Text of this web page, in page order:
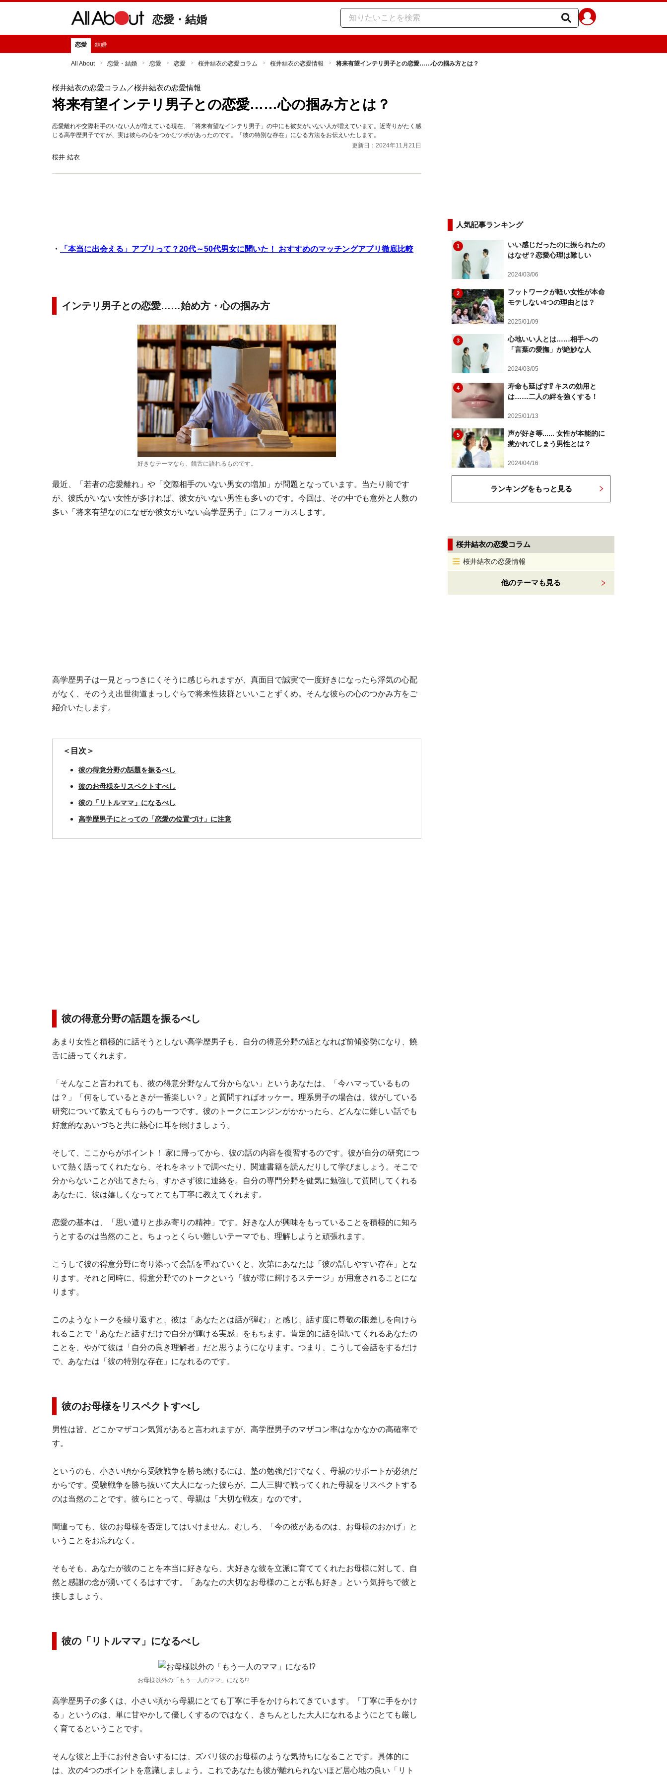
恋愛・結婚
恋愛 結婚
All About 恋愛・結婚 恋愛 恋愛 桜井結衣の恋愛コラム 桜井結衣の恋愛情報 将来有望インテリ男子との恋愛……心の掴み方とは？
桜井結衣の恋愛コラム ／桜井結衣の恋愛情報
将来有望インテリ男子との恋愛……心の掴み方とは？
恋愛離れや交際相手のいない人が増えている現在、「将来有望なインテリ男子」の中にも彼女がいない人が増えています。近寄りがたく感
じる高学歴男子ですが、実は彼らの心をつかむツボがあったのです。「彼の特別な存在」になる方法をお伝えいたします。
更新日：2024年11月21日
桜井 結衣
・ 「本当に出会える」アプリって？20代～50代男女に聞いた！ おすすめのマッチングアプリ徹底比較
インテリ男子との恋愛……始め方・心の掴み方
好きなテーマなら、饒舌に語れるものです。
最近、「若者の恋愛離れ」や「交際相手のいない男女の増加」が問題となっています。当たり前です
が、彼氏がいない女性が多ければ、彼女がいない男性も多いのです。今回は、その中でも意外と人数の
多い「将来有望なのになぜか彼女がいない高学歴男子」にフォーカスします。
高学歴男子は一見とっつきにくそうに感じられますが、真面目で誠実で一度好きになったら浮気の心配
がなく、そのうえ出世街道まっしぐらで将来性抜群といいことずくめ。そんな彼らの心のつかみ方をご
紹介いたします。
＜目次＞
彼の得意分野の話題を振るべし
彼のお母様をリスペクトすべし
彼の「リトルママ」になるべし
高学歴男子にとっての「恋愛の位置づけ」に注意
彼の得意分野の話題を振るべし
あまり女性と積極的に話そうとしない高学歴男子も、自分の得意分野の話となれば前傾姿勢になり、饒
舌に語ってくれます。
「そんなこと言われても、彼の得意分野なんて分からない」というあなたは、「今ハマっているもの
は？」「何をしているときが一番楽しい？」と質問すればオッケー。理系男子の場合は、彼がしている
研究について教えてもらうのも一つです。彼のトークにエンジンがかかったら、どんなに難しい話でも
好意的なあいづちと共に熱心に耳を傾けましょう。
そして、ここからがポイント！ 家に帰ってから、彼の話の内容を復習するのです。彼が自分の研究につ
いて熱く語ってくれたなら、それをネットで調べたり、関連書籍を読んだりして学びましょう。そこで
分からないことが出てきたら、すかさず彼に連絡を。自分の専門分野を健気に勉強して質問してくれる
あなたに、彼は嬉しくなってとても丁寧に教えてくれます。
恋愛の基本は、「思い遣りと歩み寄りの精神」です。好きな人が興味をもっていることを積極的に知ろ
うとするのは当然のこと。ちょっとくらい難しいテーマでも、理解しようと頑張れます。
こうして彼の得意分野に寄り添って会話を重ねていくと、次第にあなたは「彼の話しやすい存在」とな
ります。それと同時に、得意分野でのトークという「彼が常に輝けるステージ」が用意されることにな
ります。
このようなトークを繰り返すと、彼は「あなたとは話が弾む」と感じ、話す度に尊敬の眼差しを向けら
れることで「あなたと話すだけで自分が輝ける実感」をもちます。肯定的に話を聞いてくれるあなたの
ことを、やがて彼は「自分の良き理解者」だと思うようになります。つまり、こうして会話をするだけ
で、あなたは「彼の特別な存在」になれるのです。
彼のお母様をリスペクトすべし
男性は皆、どこかマザコン気質があると言われますが、高学歴男子のマザコン率はなかなかの高確率で
す。
というのも、小さい頃から受験戦争を勝ち続けるには、塾の勉強だけでなく、母親のサポートが必須だ
からです。受験戦争を勝ち抜いて大人になった彼らが、二人三脚で戦ってくれた母親をリスペクトする
のは当然のことです。彼らにとって、母親は「大切な戦友」なのです。
間違っても、彼のお母様を否定してはいけません。むしろ、「今の彼があるのは、お母様のおかげ」と
いうことをお忘れなく。
そもそも、あなたが彼のことを本当に好きなら、大好きな彼を立派に育ててくれたお母様に対して、自
然と感謝の念が湧いてくるはすです。「あなたの大切なお母様のことが私も好き」という気持ちで彼と
接しましょう。
彼の「リトルママ」になるべし
お母様以外の「もう一人のママ」になる!?
高学歴男子の多くは、小さい頃から母親にとても丁寧に手をかけられてきています。「丁寧に手をかけ
る」というのは、単に甘やかして優しくするのではなく、きちんとした大人になれるようにとても厳し
く育てるということです。
そんな彼と上手にお付き合いするには、ズバリ彼のお母様のような気持ちになることです。具体的に
は、次の4つのポイントを意識しましょう。これであなたも彼が離れられないほど居心地の良い「リト
人気記事ランキング
1
いい感じだったのに振られたの
はなぜ？恋愛心理は難しい
2024/03/06
2
フットワークが軽い女性が本命
モテしない4つの理由とは？
2025/01/09
3
心地いい人とは……相手への
「言葉の愛撫」が絶妙な人
2024/03/05
4
寿命も延ばす⁉ キスの効用と
は……二人の絆を強くする！
2025/01/13
5
声が好き等...... 女性が本能的に
惹かれてしまう男性とは？
2024/04/16
ランキングをもっと見る
桜井結衣の恋愛コラム
桜井結衣の恋愛情報
他のテーマも見る